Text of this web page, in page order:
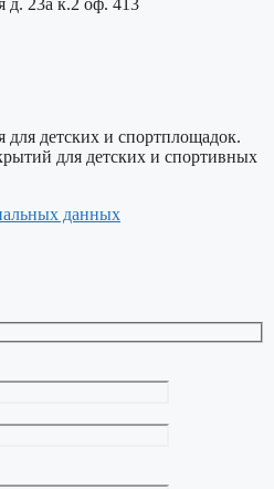
детских и спортплощадок.
для детских и спортивных
данных